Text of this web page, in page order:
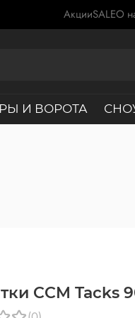
АкцииSALEО
И ВОРОТА
CCM Tacks